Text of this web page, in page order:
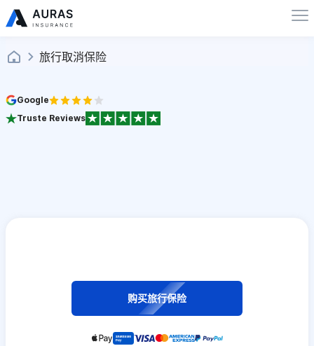
旅行取消保险
Google
Truste Reviews
购买旅行保险